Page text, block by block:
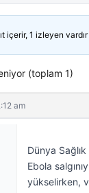
içerir, 1 izleyen
(toplam 1)
am
Dünya
Ebola
yükselirken,